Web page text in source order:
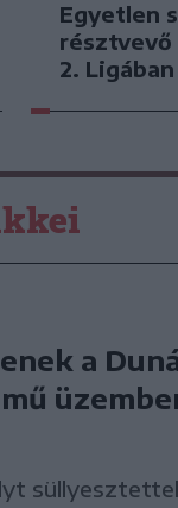
Egyetlen
résztvevő
2. Ligában
a